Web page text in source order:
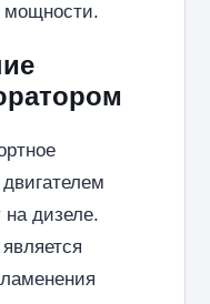
мощности.
дизеле.